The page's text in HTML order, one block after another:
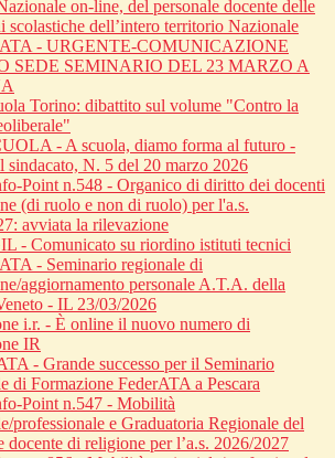
on-line, del personale docente delle
scolastiche dell’intero territorio Nazionale
- URGENTE-COMUNICAZIONE
SEDE SEMINARIO DEL 23 MARZO A
Torino: dibattito sul volume "Contro la
- A scuola, diamo forma al futuro -
sindacato, N. 5 del 20 marzo 2026
Point n.548 - Organico di diritto dei docenti
(di ruolo e non di ruolo) per l'a.s.
avviata la rilevazione
- Comunicato su riordino istituti tecnici
- Seminario regionale di
aggiornamento personale A.T.A. della
- IL 23/03/2026
i.r. - È online il nuovo numero di
IR
- Grande successo per il Seminario
di Formazione FederATA a Pescara
Point n.547 - Mobilità
professionale e Graduatoria Regionale del
docente di religione per l’a.s. 2026/2027